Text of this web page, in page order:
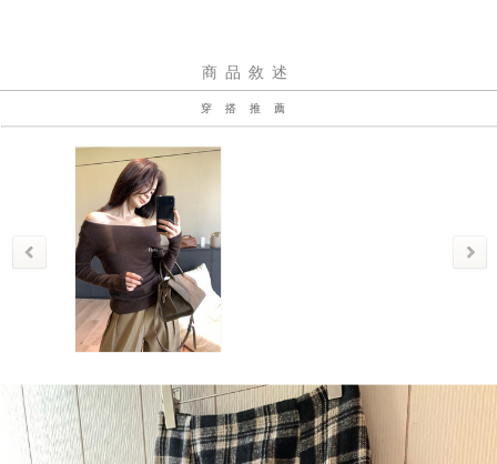
商品敘述